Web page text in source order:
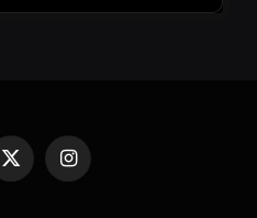
X
(Twitter)
Instagram